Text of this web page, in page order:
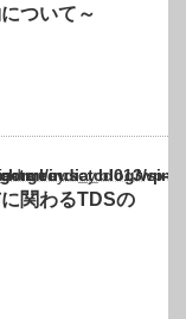
ついて～
inindia_blog/wp-content/themes/
関わるTDSの